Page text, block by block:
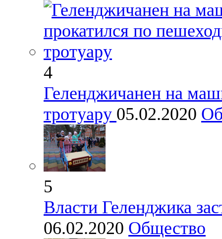
4
Геленджичанен на
тротуару 05.02.2020
5
Власти Геленджика
06.02.2020 Общество